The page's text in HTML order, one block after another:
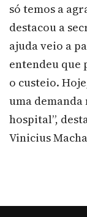
só temos a
destacou a
ajuda veio a
entendeu que
o custeio.
uma
hospital”,
Vinicius